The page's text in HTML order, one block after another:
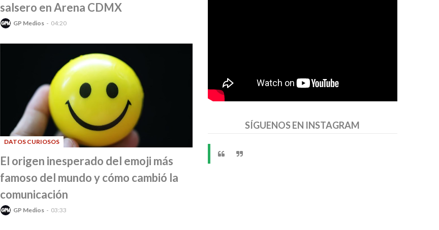
salsero en Arena CDMX
GP Medios 04:20
DATOS CURIOSOS
El origen inesperado del emoji más
famoso del mundo y cómo cambió la
comunicación
GP Medios 03:33
SÍGUENOS EN INSTAGRAM